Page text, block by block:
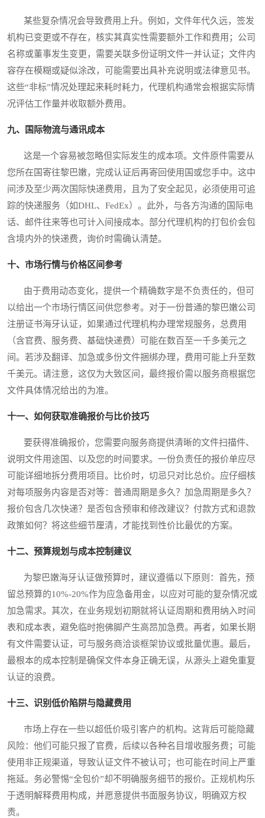
某些复杂情况会导致费用上升。例如，文件年代久远，签发
机构已变更或不存在，核实其真实性需要额外工作和费用；公司
名称或董事发生变更，需要关联多份证明文件一并认证；文件内
容存在模糊或疑似涂改，可能需要出具补充说明或法律意见书。
这些“非标”情况处理起来耗时耗力，代理机构通常会根据实际情
况评估工作量并收取额外费用。
九、国际物流与通讯成本
这是一个容易被忽略但实际发生的成本项。文件原件需要从
您所在国寄往黎巴嫩，完成认证后再寄回使用国或您手中。这中
间涉及至少两次国际快递费用，且为了安全起见，必须使用可追
踪的快递服务（如DHL、FedEx）。此外，与各方沟通的国际电
话、邮件往来等也可计入间接成本。部分代理机构的打包价会包
含境内外的快递费，询价时需确认清楚。
十、市场行情与价格区间参考
由于费用动态变化，提供一个精确数字是不负责任的，但可
以给出一个市场行情区间供您参考。对于一份普通的黎巴嫩公司
注册证书海牙认证，如果通过代理机构办理常规服务，总费用
（含官费、服务费、基础快递费）可能在数百至一千多美元之
间。若涉及翻译、加急或多份文件捆绑办理，费用可能上升至数
千美元。请注意，这仅为大致区间，最终报价需以服务商根据您
文件具体情况给出的为准。
十一、如何获取准确报价与比价技巧
要获得准确报价，您需要向服务商提供清晰的文件扫描件、
说明文件用途国、以及您的时间要求。一份负责任的报价单应尽
可能详细地拆分费用项目。比价时，切忌只对比总价。应仔细核
对每项服务内容是否对等：普通周期是多久？加急周期是多久？
报价包含几次快递？是否包含预审和修改建议？付款方式和退款
政策如何？将这些细节厘清，才能找到性价比最优的方案。
十二、预算规划与成本控制建议
为黎巴嫩海牙认证做预算时，建议遵循以下原则：首先，预
留总预算的10%-20%作为应急备用金，以应对可能的复杂情况或
加急需求。其次，在业务规划初期就将认证周期和费用纳入时间
表和成本表，避免临时抱佛脚产生高昂加急费。再者，如果长期
有文件需要认证，可与服务商洽谈框架协议或批量优惠。最后，
最根本的成本控制是确保文件本身正确无误，从源头上避免重复
认证的浪费。
十三、识别低价陷阱与隐藏费用
市场上存在一些以超低价吸引客户的机构。这背后可能隐藏
风险：他们可能只报了官费，后续以各种名目增收服务费；可能
使用非正规渠道，导致认证文件不被认可；也可能在时间上严重
拖延。务必警惕“全包价”却不明确服务细节的报价。正规机构乐
于透明解释费用构成，并愿意提供书面服务协议，明确双方权
责。